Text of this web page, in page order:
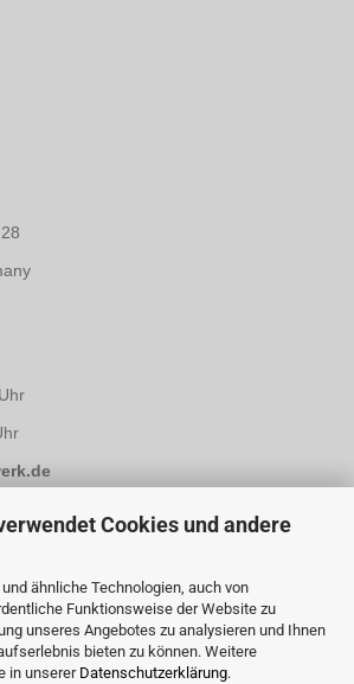
Cookies und andere
ähnliche Technologien, auch von
Funktionsweise der Website zu
unseres Angebotes zu analysieren und Ihnen
bieten zu können. Weitere
in unserer Datenschutzerklärung.
Lichteneiche